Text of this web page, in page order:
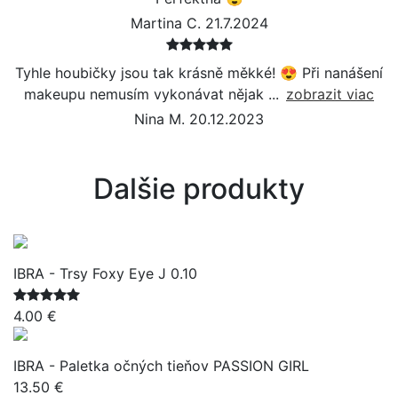
Martina C. 21.7.2024
Tyhle houbičky jsou tak krásně měkké! 😍 Při nanášení
makeupu nemusím vykonávat nějak ... zobrazit viac
Nina M. 20.12.2023
Dalšie produkty
IBRA - Trsy Foxy Eye J 0.10
4.00 €
IBRA - Paletka očných tieňov PASSION GIRL
13.50 €